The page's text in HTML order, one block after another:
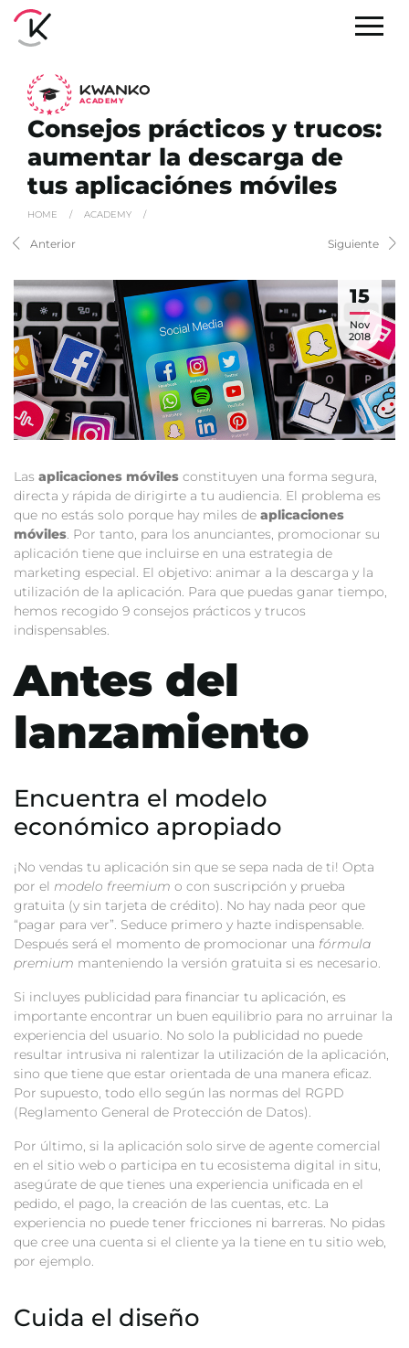
ACADEMY
Consejos prácticos y trucos:
aumentar la descarga de
tus aplicaciónes móviles
HOME / ACADEMY /
Anterior Siguiente
15
Nov
2018
Las aplicaciones móviles constituyen una forma segura,
directa y rápida de dirigirte a tu audiencia. El problema es
que no estás solo porque hay miles de aplicaciones
móviles. Por tanto, para los anunciantes, promocionar su
aplicación tiene que incluirse en una estrategia de
marketing especial. El objetivo: animar a la descarga y la
utilización de la aplicación. Para que puedas ganar tiempo,
hemos recogido 9 consejos prácticos y trucos
indispensables.
Antes del
lanzamiento
Encuentra el modelo
económico apropiado
¡No vendas tu aplicación sin que se sepa nada de ti! Opta
por el modelo freemium o con suscripción y prueba
gratuita (y sin tarjeta de crédito). No hay nada peor que
“pagar para ver”. Seduce primero y hazte indispensable.
Después será el momento de promocionar una fórmula
premium manteniendo la versión gratuita si es necesario.
Si incluyes publicidad para financiar tu aplicación, es
importante encontrar un buen equilibrio para no arruinar la
experiencia del usuario. No solo la publicidad no puede
resultar intrusiva ni ralentizar la utilización de la aplicación,
sino que tiene que estar orientada de una manera eficaz.
Por supuesto, todo ello según las normas del RGPD
(Reglamento General de Protección de Datos).
Por último, si la aplicación solo sirve de agente comercial
en el sitio web o participa en tu ecosistema digital in situ,
asegúrate de que tienes una experiencia unificada en el
pedido, el pago, la creación de las cuentas, etc. La
experiencia no puede tener fricciones ni barreras. No pidas
que cree una cuenta si el cliente ya la tiene en tu sitio web,
por ejemplo.
Cuida el diseño